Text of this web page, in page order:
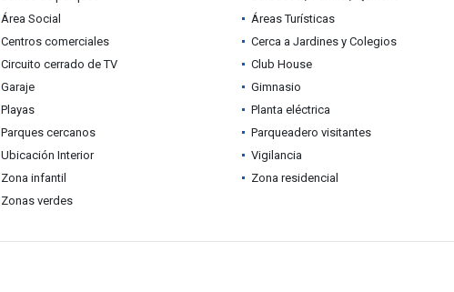
Área Social
Áreas Turísticas
Centros comerciales
Cerca a Jardines y Colegios
Circuito cerrado de TV
Club House
Garaje
Gimnasio
Playas
Planta eléctrica
Parques cercanos
Parqueadero visitantes
Ubicación Interior
Vigilancia
Zona infantil
Zona residencial
Zonas verdes